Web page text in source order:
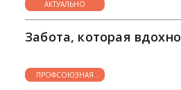
АКТУАЛЬНО
Забота, которая
ПРОФСОЮЗНАЯ
ЖИЗНЬ